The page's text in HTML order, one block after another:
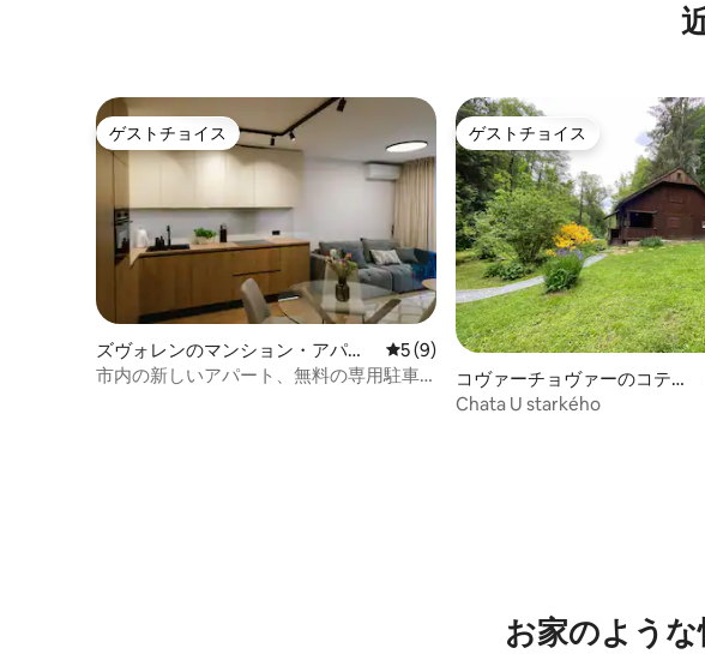
ゲストチョイス
ゲストチョイス
ズヴォレンのマンション・アパー
ト
レビュー9件、5つ星中5つ星の平均評価
5 (9)
市内の新しいアパート、無料の専用駐車
ゲストチョイス
ゲストチョイス
コヴァーチョヴァーのコテー
ジ
Chata U starkého
お家のよう